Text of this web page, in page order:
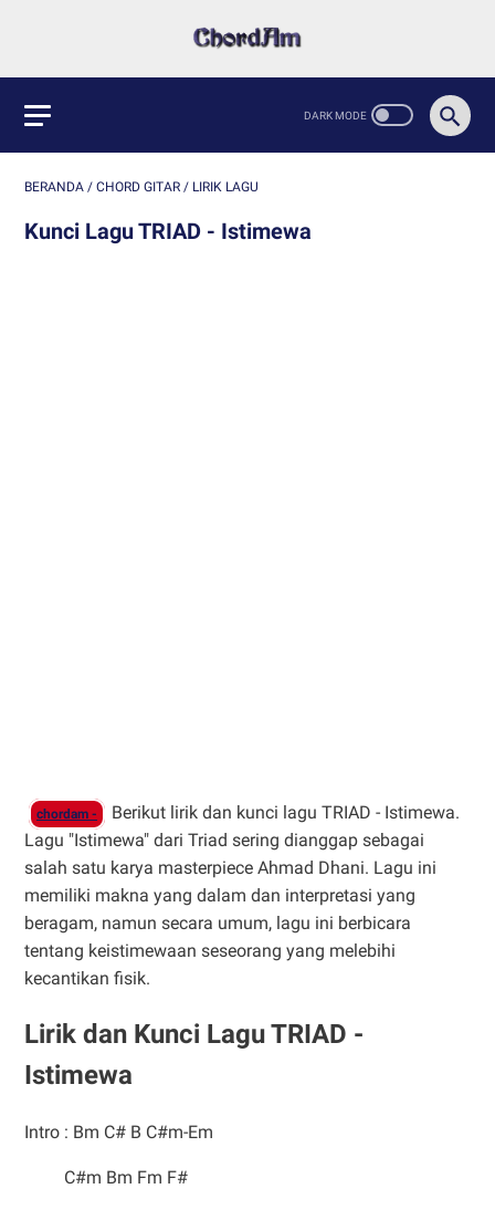
BERANDA / CHORD GITAR / LIRIK LAGU
Kunci Lagu TRIAD - Istimewa
chordam -
Berikut lirik dan kunci lagu TRIAD - Istimewa.
Lagu "Istimewa" dari Triad sering dianggap sebagai
salah satu karya masterpiece Ahmad Dhani. Lagu ini
memiliki makna yang dalam dan interpretasi yang
beragam, namun secara umum, lagu ini berbicara
tentang keistimewaan seseorang yang melebihi
kecantikan fisik.
Lirik dan Kunci Lagu TRIAD -
Istimewa
Intro : Bm C# B C#m-Em
C#m Bm Fm F#